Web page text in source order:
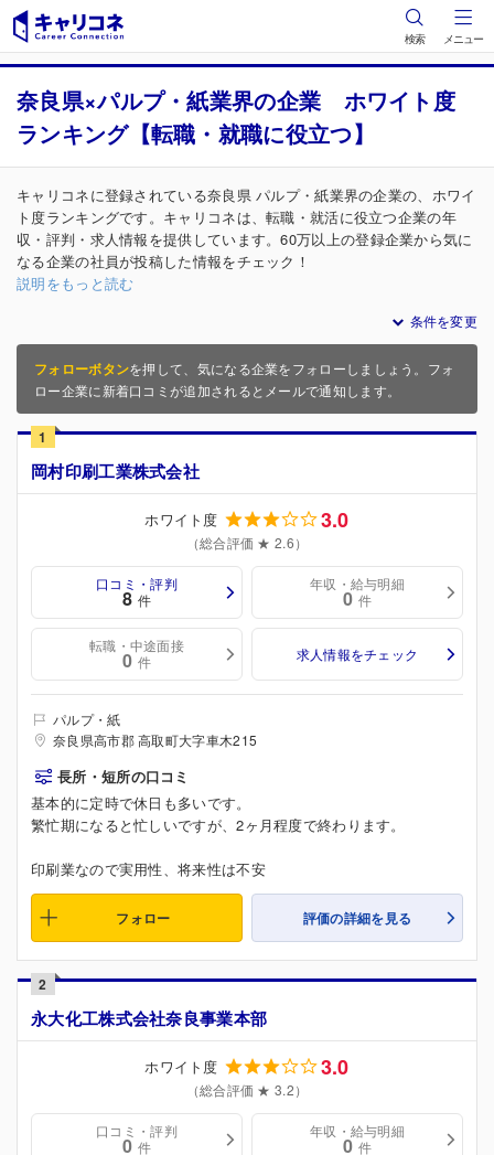
検索 メニュー
奈良県×パルプ・紙業界の企業 ホワイト度
ランキング【転職・就職に役立つ】
キャリコネに登録されている奈良県 パルプ・紙業界の企業の、ホワイ
ト度ランキングです。キャリコネは、転職・就活に役立つ企業の年
収・評判・求人情報を提供しています。60万以上の登録企業から気に
なる企業の社員が投稿した情報をチェック！
説明をもっと読む
条件を変更
フォローボタンを押して、気になる企業をフォローしましょう。フォ
ロー企業に新着口コミが追加されるとメールで通知します。
1
岡村印刷工業株式会社
ホワイト度 3.0
（総合評価 ★ 2.6）
口コミ・評判
8 件
年収・給与明細
0 件
転職・中途面接
0 件 求人情報をチェック
パルプ・紙
奈良県高市郡 高取町大字車木215
長所・短所の口コミ
基本的に定時で休日も多いです。
繁忙期になると忙しいですが、2ヶ月程度で終わります。
印刷業なので実用性、将来性は不安
フォロー 評価の詳細を見る
2
永大化工株式会社奈良事業本部
ホワイト度 3.0
（総合評価 ★ 3.2）
口コミ・評判
0 件
年収・給与明細
0 件